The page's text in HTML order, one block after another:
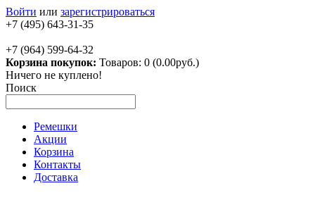
Войти или зарегистрироваться
+7 (495) 643-31-35
+7 (964) 599-64-32
Корзина покупок: Товаров: 0 (0.00руб.)
Ничего не куплено!
Поиск
Ремешки
Акции
Корзина
Контакты
Доставка